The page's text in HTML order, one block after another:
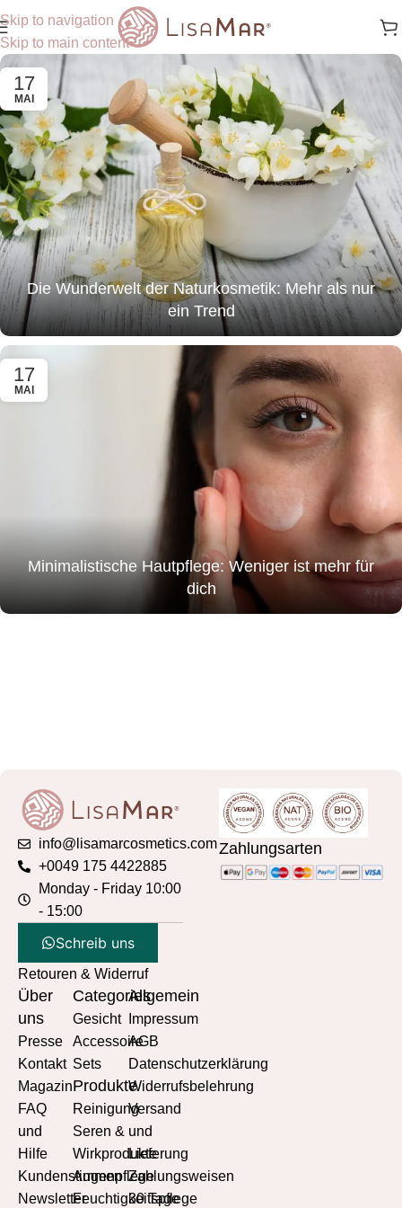
Skip to navigation
Skip to main content
17
MAI
Die Wunderwelt der Naturkosmetik: Mehr als nur
ein Trend
17
MAI
Minimalistische Hautpflege: Weniger ist mehr für
dich
info@lisamarcosmetics.com
+0049 175 4422885
Monday - Friday 10:00
- 15:00
Schreib uns
Retouren & Widerruf
Über
uns
Presse
Kontakt
Magazin
FAQ
und
Hilfe
Kundenstimmen
Newsletter
Categories
Gesicht
Accessoire
Sets
Produkte
Reinigung
Seren &
Wirkprodukte
Augenpflege
Feuchtigkeitspflege
Allgemein
Impressum
AGB
Datenschutzerklärung
Widerrufsbelehrung
Versand
und
Lieferung
Zahlungsweisen
30 Tage
Zahlungsarten